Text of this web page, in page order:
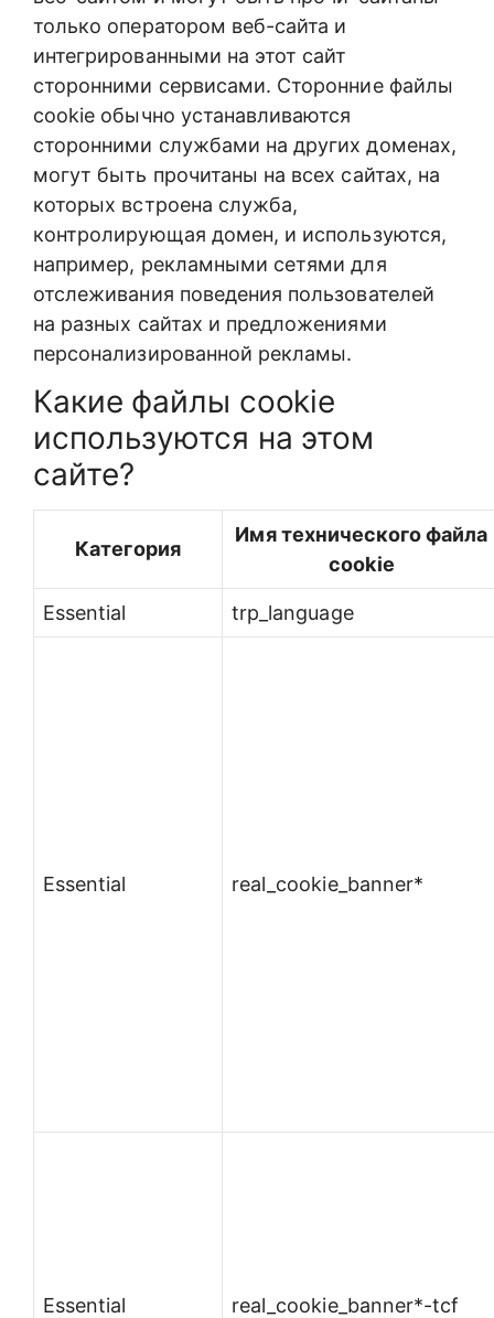
только оператором веб-сайта и
интегрированными на этот сайт
сторонними сервисами. Сторонние файлы
cookie обычно устанавливаются
сторонними службами на других доменах,
могут быть прочитаны на всех сайтах, на
которых встроена служба,
контролирующая домен, и используются,
например, рекламными сетями для
отслеживания поведения пользователей
на разных сайтах и предложениями
персонализированной рекламы.
Какие файлы cookie
используются на этом
сайте?
Категория
Имя технического файла
cookie
Essential trp_language
Essential real_cookie_banner*
Essential real_cookie_banner*-tcf